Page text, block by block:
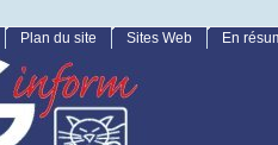
Plan du site Sites Web En